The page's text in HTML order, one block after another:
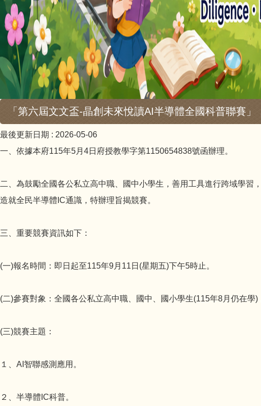
「第六屆文文盃-晶創未來悅讀AI半導體全國科普聯賽
最後更新日期 : 2026-05-06
一、依據本府115年5月4日府授教學字第1150654838號函辦理。
二、為鼓勵全國各公私立高中職、國中小學生，善用工具進行跨域學習
造就全民半導體IC通識，特辦理旨揭競賽。
三、重要競賽資訊如下：
(一)報名時間：即日起至115年9月11日(星期五)下午5時止。
(二)參賽對象：全國各公私立高中職、國中、國小學生(115年8月仍在學)
(三)競賽主題：
１、AI智聯感測應用。
２、半導體IC科普。